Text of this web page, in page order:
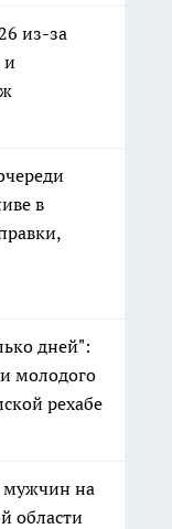
из-за
и
в
дней":
молодого
рехабе
мужчин на
области